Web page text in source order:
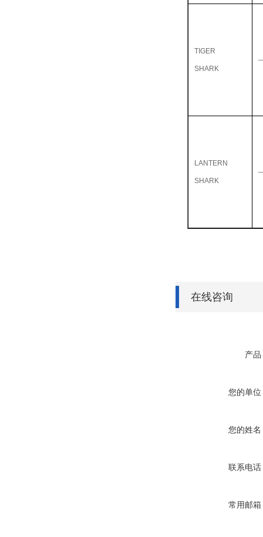
TIGER
SHARK
LANTERN
SHARK
在线咨询
产品
您的单位
您的姓名
联系电话
常用邮箱